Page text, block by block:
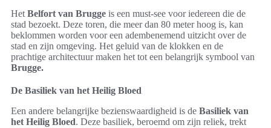
Het Belfort van Brugge is een must-see voor iedereen die de
stad bezoekt. Deze toren, die meer dan 80 meter hoog is, kan
beklommen worden voor een adembenemend uitzicht over de
stad en zijn omgeving. Het geluid van de klokken en de
prachtige architectuur maken het tot een belangrijk symbool van
Brugge.
De Basiliek van het Heilig Bloed
Een andere belangrijke bezienswaardigheid is de Basiliek van
het Heilig Bloed. Deze basiliek, beroemd om zijn reliek, trekt